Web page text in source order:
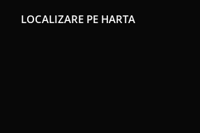
LOCALIZARE PE HARTA